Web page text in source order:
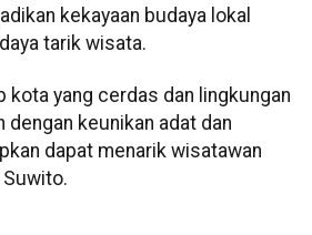
kekayaan budaya lokal
tarik wisata.
kota yang cerdas dan lingkungan
dengan keunikan adat dan
dapat menarik wisatawan
Suwito.